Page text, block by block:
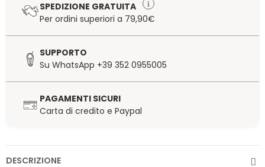
SPEDIZIONE GRATUITA
Per ordini superiori a 79,90€
SUPPORTO
Su WhatsApp +39 352 0955005
PAGAMENTI SICURI
Carta di credito e Paypal
DESCRIZIONE